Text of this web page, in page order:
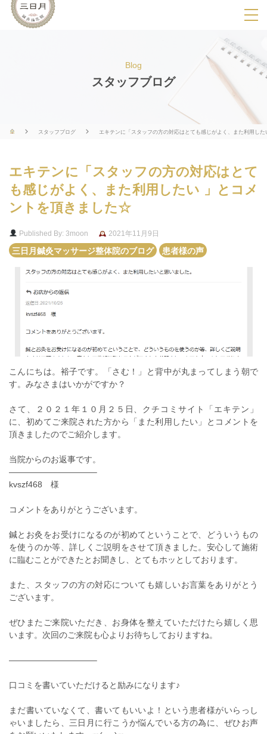
SPメニ
ー
展
用
ボ
Blog
スタッフブログ
スタッフブログ エキテンに「スタッフの方の対応はとても感じがよく、また利用し
エキテンに「スタッフの方の対応はとて
も感じがよく、また利用したい 」とコメ
ントを頂きました☆
Published By: 3moon
2021年11月9日
三日月鍼灸マッサージ整体院のブログ
患者様の声
こんにちは。裕子です。「さむ！」と背中が丸まってしまう朝で
す。みなさまはいかがですか？
さて、２０２１年１０月２５日、クチコミサイト「エキテン」
に、初めてご来院された方から「また利用したい」とコメントを
頂きましたのでご紹介します。
当院からのお返事です。
——————————–
kvszf468 様
コメントをありがとうございます。
鍼とお灸をお受けになるのが初めてということで、どういうもの
を使うのか等、詳しくご説明をさせて頂きました。安心して施術
に臨むことができたとお聞きし、とてもホッとしております。
また、スタッフの方の対応についても嬉しいお言葉をありがとう
ございます。
ぜひまたご来院いただき、お身体を整えていただけたら嬉しく思
います。次回のご来院も心よりお待ちしておりますね。
——————————–
口コミを書いていただけると励みになります♪
まだ書いていなくて、書いてもいいよ！という患者様がいらっし
ゃいましたら、三日月に行こうか悩んでいる方の為に、ぜひお声